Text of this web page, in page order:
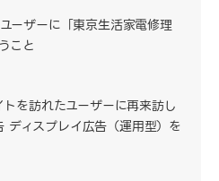
ーザーに「東京生活家電修理
こと
を訪れたユーザーに再来訪し
ディスプレイ広告（運用型）を